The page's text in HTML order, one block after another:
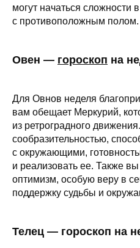
могут начаться сложности
с противоположным полом.
Овен — гороскоп на
Для Овнов неделя
вам обещает Меркурий,
из ретроградного
сообразительностью,
с окружающими,
и реализовать ее. Также
оптимизм, особую веру в
поддержку судьбы и
Телец — гороскоп на